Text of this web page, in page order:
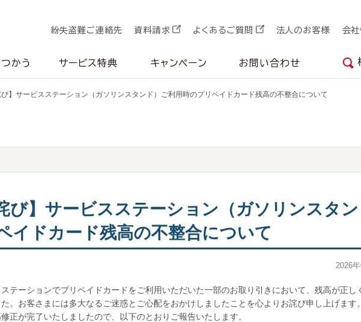
紛失盗難ご連絡先 資料請求 よくあるご質問 法人のお客様 会
かう サービス特典 キャンペーン お問い合わせ
び】サービスステーション（ガソリンスタンド）ご利用時のプリペイドカード残高の不整合について
び】サービスステーション（ガソリンスタン
イドカード残高の不整合について
2026
テーションでプリペイドカードをご利用いただいた一部のお取り引きにおいて、残高が正し
。お客さまには多大なるご迷惑とご心配をおかけしましたことを心よりお詫び申し上げます
正が完了いたしましたので、以下のとおりご報告いたします。